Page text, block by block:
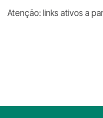
Atenção: links ativos a